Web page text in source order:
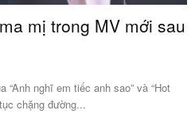
mị trong MV mới sau
nghĩ em tiếc anh sao” và “Hot
chặng đường...